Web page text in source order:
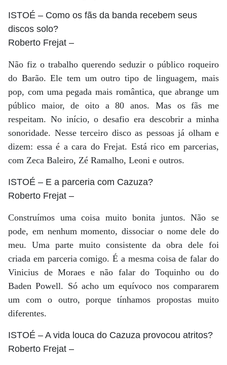
ISTOÉ – Como os fãs da banda recebem seus
discos solo?
Roberto Frejat –
Não fiz o trabalho querendo seduzir o público roqueiro
do Barão. Ele tem um outro tipo de linguagem, mais
pop, com uma pegada mais romântica, que abrange um
público maior, de oito a 80 anos. Mas os fãs me
respeitam. No início, o desafio era descobrir a minha
sonoridade. Nesse terceiro disco as pessoas já olham e
dizem: essa é a cara do Frejat. Está rico em parcerias,
com Zeca Baleiro, Zé Ramalho, Leoni e outros.
ISTOÉ – E a parceria com Cazuza?
Roberto Frejat –
Construímos uma coisa muito bonita juntos. Não se
pode, em nenhum momento, dissociar o nome dele do
meu. Uma parte muito consistente da obra dele foi
criada em parceria comigo. É a mesma coisa de falar do
Vinicius de Moraes e não falar do Toquinho ou do
Baden Powell. Só acho um equívoco nos compararem
um com o outro, porque tínhamos propostas muito
diferentes.
ISTOÉ – A vida louca do Cazuza provocou atritos?
Roberto Frejat –